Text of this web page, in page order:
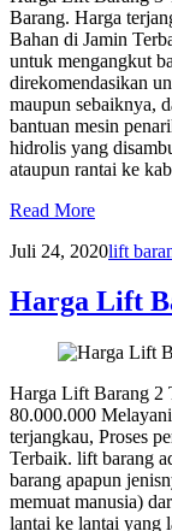
Barang. Harga
Bahan di Jamin
untuk mengangkut
direkomendasikan
maupun sebaiknya,
bantuan mesin
hidrolis yang
ataupun rantai ke
Read More
Juli 24, 2020lift
Harga Lift
Harga Lift Barang 2
80.000.000
terjangkau, Proses
Terbaik. lift barang
barang apapun
memuat manusia)
lantai ke lantai yang